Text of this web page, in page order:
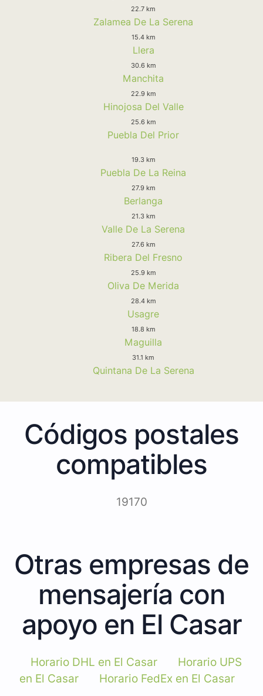
22.7 km
Zalamea De La Serena
15.4 km
Llera
30.6 km
Manchita
22.9 km
Hinojosa Del Valle
25.6 km
Puebla Del Prior
19.3 km
Puebla De La Reina
27.9 km
Berlanga
21.3 km
Valle De La Serena
27.6 km
Ribera Del Fresno
25.9 km
Oliva De Merida
28.4 km
Usagre
18.8 km
Maguilla
31.1 km
Quintana De La Serena
Códigos postales
compatibles
19170
Otras empresas de
mensajería con
apoyo en El Casar
Horario DHL en El Casar
Horario UPS
en El Casar
Horario FedEx en El Casar